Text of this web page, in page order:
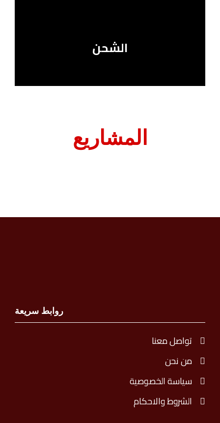
الشحن
المشاريع
روابط سريعة
تواصل معنا
من نحن
سياسة الخصوصية
الشروط والاحكام